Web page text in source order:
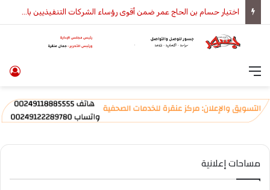
اختيار حسام بن الحاج عمر ضمن أقوى رؤساء الشركات التنفيذيين بالمنطقة
القائمة
مساحات إعلانية